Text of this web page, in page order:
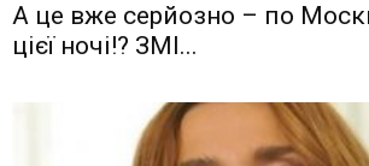
А це вже серйозно – по
цієї ночі!? ЗМІ...